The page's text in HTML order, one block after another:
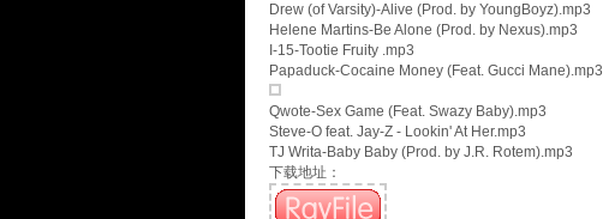
Drew (of Varsity)-Alive (Prod. by YoungBoyz).mp3
Helene Martins-Be Alone (Prod. by Nexus).mp3
I-15-Tootie Fruity .mp3
Papaduck-Cocaine Money (Feat. Gucci Mane).mp3
Qwote-Sex Game (Feat. Swazy Baby).mp3
Steve-O feat. Jay-Z - Lookin' At Her.mp3
TJ Writa-Baby Baby (Prod. by J.R. Rotem).mp3
下载地址：